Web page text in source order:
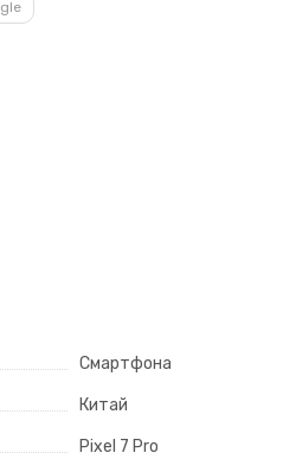
Смартфона
Китай
Pixel 7 Pro